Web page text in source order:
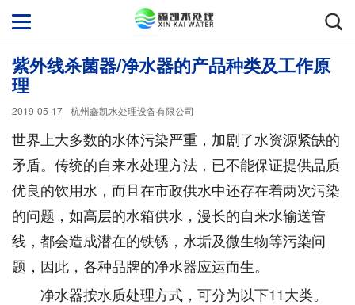
紫外线杀菌器/净水器的产品种类及工作原
理
2019-05-17 杭州鑫凯水处理设备有限公司
世界上大多数的水体污染严重，加剧了水资源紧缺的
矛盾。传统的自来水处理方法，已不能保证提供品质
优良的饮用水，而且在市政供水中还存在着两次污染
的问题，如高层的水箱供水，漫长的自来水输送管
线，都会造成潜在的铁锈，水垢及微生物等污染问
题，因此，各种品牌的净水器应运而生。
净水器按水质处理方式，可分为以下11大类。